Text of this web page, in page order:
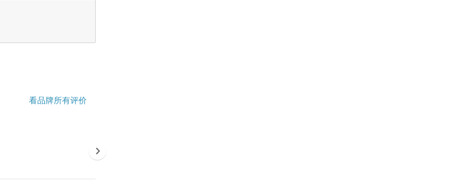
看品牌所有评价